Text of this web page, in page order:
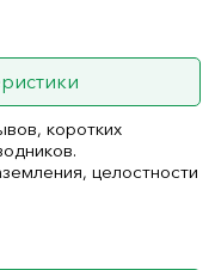
коротких
целостности